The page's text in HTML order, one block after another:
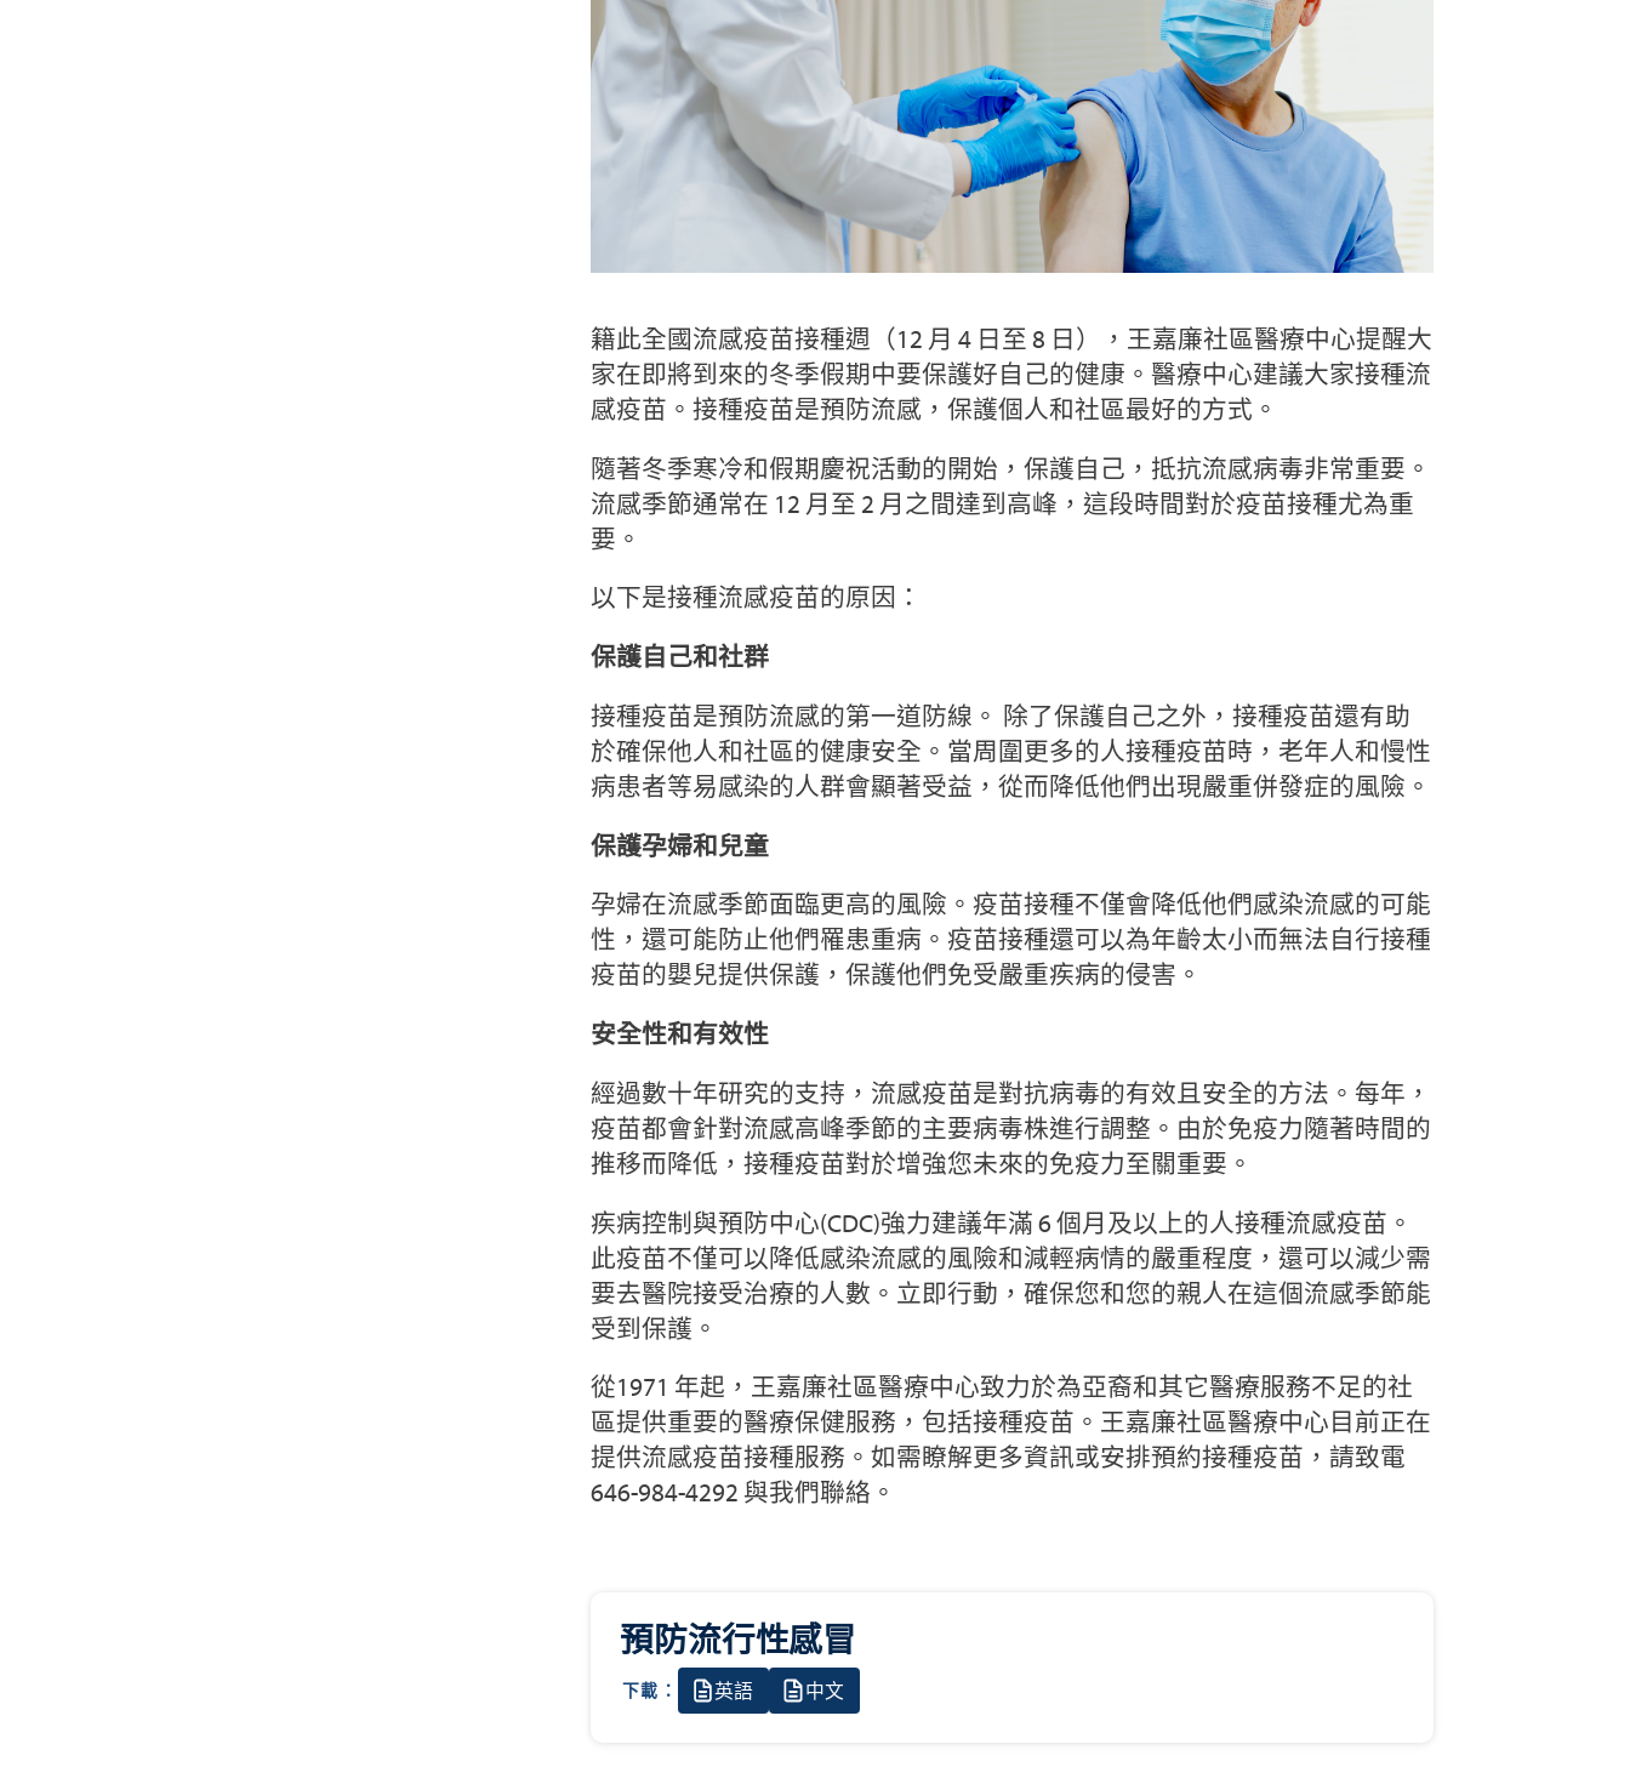
籍此全國流感疫苗接種週（12 月 4 日至 8 日），王嘉廉社區醫療中心提醒大
家在即將到來的冬季假期中要保護好自己的健康。醫療中心建議大家接種流
感疫苗。接種疫苗是預防流感，保護個人和社區最好的方式。
隨著冬季寒冷和假期慶祝活動的開始，保護自己，抵抗流感病毒非常重要。
流感季節通常在 12 月至 2 月之間達到高峰，這段時間對於疫苗接種尤為重
要。
以下是接種流感疫苗的原因：
保護自己和社群
接種疫苗是預防流感的第一道防線。 除了保護自己之外，接種疫苗還有助
於確保他人和社區的健康安全。當周圍更多的人接種疫苗時，老年人和慢性
病患者等易感染的人群會顯著受益，從而降低他們出現嚴重併發症的風險。
保護孕婦和兒童
孕婦在流感季節面臨更高的風險。疫苗接種不僅會降低他們感染流感的可能
性，還可能防止他們罹患重病。疫苗接種還可以為年齡太小而無法自行接種
疫苗的嬰兒提供保護，保護他們免受嚴重疾病的侵害。
安全性和有效性
經過數十年研究的支持，流感疫苗是對抗病毒的有效且安全的方法。每年，
疫苗都會針對流感高峰季節的主要病毒株進行調整。由於免疫力隨著時間的
推移而降低，接種疫苗對於增強您未來的免疫力至關重要。
疾病控制與預防中心(CDC)強力建議年滿 6 個月及以上的人接種流感疫苗。
此疫苗不僅可以降低感染流感的風險和減輕病情的嚴重程度，還可以減少需
要去醫院接受治療的人數。立即行動，確保您和您的親人在這個流感季節能
受到保護。
從1971 年起，王嘉廉社區醫療中心致力於為亞裔和其它醫療服務不足的社
區提供重要的醫療保健服務，包括接種疫苗。王嘉廉社區醫療中心目前正在
提供流感疫苗接種服務。如需瞭解更多資訊或安排預約接種疫苗，請致電
646-984-4292 與我們聯絡。
預防流行性感冒
下載： 英語 中文